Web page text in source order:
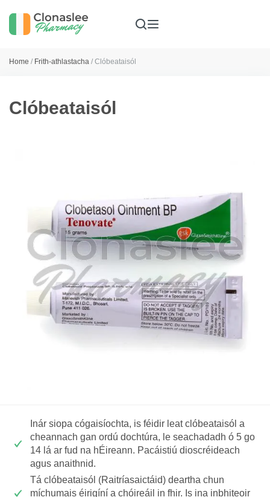
Home / Frith-athlastacha / Clóbeataisól
Clóbeataisól
Inár siopa cógaisíochta, is féidir leat clóbeataisól a
cheannach gan ordú dochtúra, le seachadadh ó 5 go
14 lá ar fud na hÉireann. Pacáistiú dioscréideach
agus anaithnid.
Tá clóbeataisól (Raitríasaictáid) deartha chun
míchumais éirigíní a chóireáil in fhir. Is ina inbhiteoir